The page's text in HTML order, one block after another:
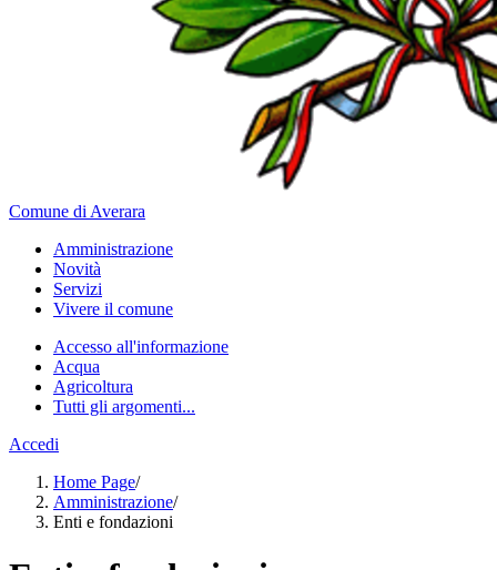
Comune di Averara
Amministrazione
Novità
Servizi
Vivere il comune
Accesso all'informazione
Acqua
Agricoltura
Tutti gli argomenti...
Accedi
Home Page/
Amministrazione/
Enti e fondazioni